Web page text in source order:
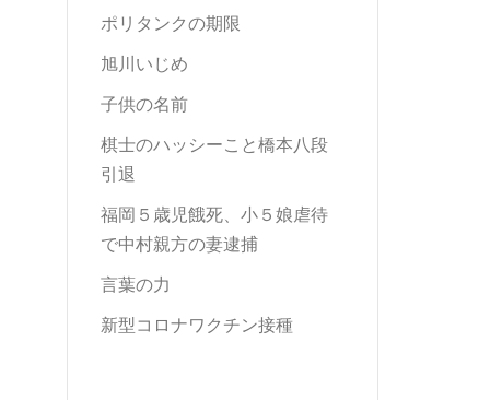
ポリタンクの期限
旭川いじめ
子供の名前
棋士のハッシーこと橋本八段
引退
福岡５歳児餓死、小５娘虐待
で中村親方の妻逮捕
言葉の力
新型コロナワクチン接種